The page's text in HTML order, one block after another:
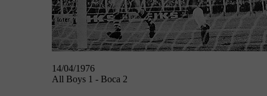
14/04/1976
All Boys 1 - Boca 2